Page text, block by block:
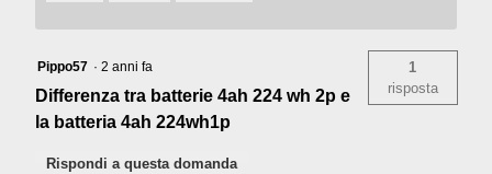
Pippo57 · 2 anni fa
Differenza tra batterie 4ah 224 wh 2p e
la batteria 4ah 224wh1p
1
risposta
Rispondi a questa domanda